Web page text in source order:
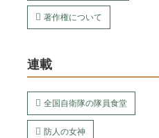
著作権について
連載
全国自衛隊の隊員食堂
防人の女神